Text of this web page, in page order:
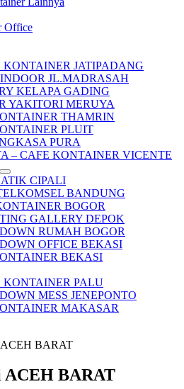
Office
JATIPADANG
JL.MADRASAH
KELAPA GADING
YAKITORI MERUYA
THAMRIN
PLUIT
PURA
– CAFE KONTAINER VICENTE
CIPALI
BANDUNG
BOGOR
GALLERY DEPOK
RUMAH BOGOR
OFFICE BEKASI
BEKASI
KONTAINER PALU
MESS JENEPONTO
MAKASAR
ACEH BARAT
ACEH BARAT